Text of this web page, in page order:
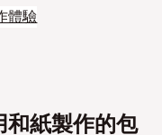
體驗
紙製作的包